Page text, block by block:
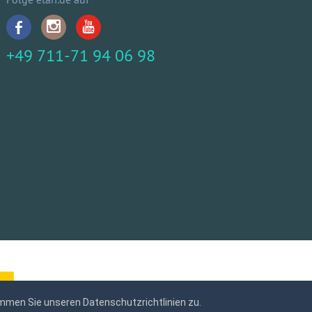
+49 711-71 94 06 98
Sie unseren Datenschutzrichtlinien zu.